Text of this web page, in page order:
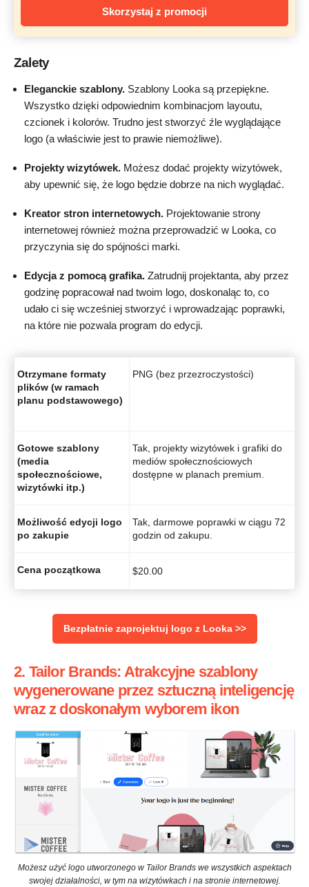
Skorzystaj z promocji
Zalety
Eleganckie szablony. Szablony Looka są przepiękne.
Wszystko dzięki odpowiednim kombinacjom layoutu,
czcionek i kolorów. Trudno jest stworzyć źle wyglądające
logo (a właściwie jest to prawie niemożliwe).
Projekty wizytówek. Możesz dodać projekty wizytówek,
aby upewnić się, że logo będzie dobrze na nich wyglądać.
Kreator stron internetowych. Projektowanie strony
internetowej również można przeprowadzić w Looka, co
przyczynia się do spójności marki.
Edycja z pomocą grafika. Zatrudnij projektanta, aby przez
godzinę popracował nad twoim logo, doskonaląc to, co
udało ci się wcześniej stworzyć i wprowadzając poprawki,
na które nie pozwala program do edycji.
Otrzymane formaty
plików (w ramach
planu podstawowego)
PNG (bez przezroczystości)
Gotowe szablony
(media
społecznościowe,
wizytówki itp.)
Tak, projekty wizytówek i grafiki do
mediów społecznościowych
dostępne w planach premium.
Możliwość edycji logo
po zakupie
Tak, darmowe poprawki w ciągu 72
godzin od zakupu.
Cena początkowa $20.00
Bezpłatnie zaprojektuj logo z Looka >>
2. Tailor Brands: Atrakcyjne szablony
wygenerowane przez sztuczną inteligencję
wraz z doskonałym wyborem ikon
Możesz użyć logo utworzonego w Tailor Brands we wszystkich aspektach
swojej działalności, w tym na wizytówkach i na stronie internetowej.